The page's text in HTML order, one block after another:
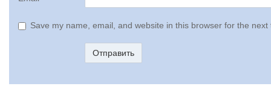
Save my name, email, and website in this browser for the next
Отправить